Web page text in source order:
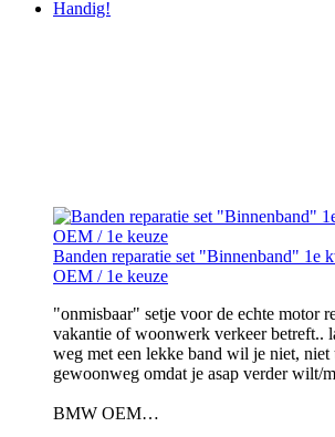
Handig!
Banden reparatie set "Binnenband" 1e
OEM / 1e keuze
"onmisbaar" setje voor de echte motor
vakantie of woonwerk verkeer betreft..
weg met een lekke band wil je niet,
gewoonweg omdat je asap verder wilt/
BMW OEM…